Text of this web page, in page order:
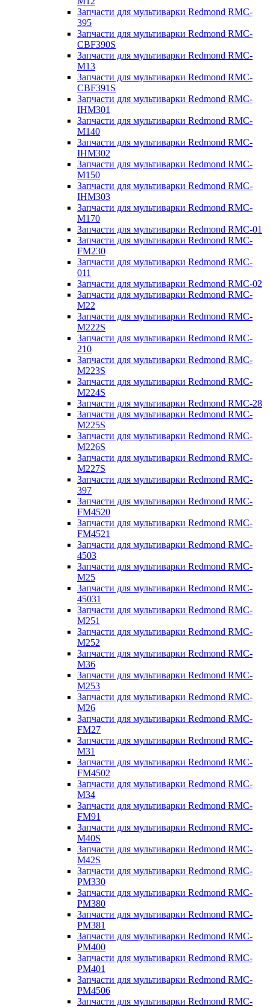
Запчасти для мультиварки Redmond RMC-
395
Запчасти для мультиварки Redmond RMC-
CBF390S
Запчасти для мультиварки Redmond RMC-
M13
Запчасти для мультиварки Redmond RMC-
CBF391S
Запчасти для мультиварки Redmond RMC-
IHM301
Запчасти для мультиварки Redmond RMC-
M140
Запчасти для мультиварки Redmond RMC-
IHM302
Запчасти для мультиварки Redmond RMC-
M150
Запчасти для мультиварки Redmond RMC-
IHM303
Запчасти для мультиварки Redmond RMC-
M170
Запчасти для мультиварки Redmond RMC-01
Запчасти для мультиварки Redmond RMC-
FM230
Запчасти для мультиварки Redmond RMC-
011
Запчасти для мультиварки Redmond RMC-02
Запчасти для мультиварки Redmond RMC-
M22
Запчасти для мультиварки Redmond RMC-
M222S
Запчасти для мультиварки Redmond RMC-
210
Запчасти для мультиварки Redmond RMC-
M223S
Запчасти для мультиварки Redmond RMC-
M224S
Запчасти для мультиварки Redmond RMC-28
Запчасти для мультиварки Redmond RMC-
M225S
Запчасти для мультиварки Redmond RMC-
M226S
Запчасти для мультиварки Redmond RMC-
M227S
Запчасти для мультиварки Redmond RMC-
397
Запчасти для мультиварки Redmond RMC-
FM4520
Запчасти для мультиварки Redmond RMC-
FM4521
Запчасти для мультиварки Redmond RMC-
4503
Запчасти для мультиварки Redmond RMC-
M25
Запчасти для мультиварки Redmond RMC-
45031
Запчасти для мультиварки Redmond RMC-
M251
Запчасти для мультиварки Redmond RMC-
M252
Запчасти для мультиварки Redmond RMC-
M36
Запчасти для мультиварки Redmond RMC-
M253
Запчасти для мультиварки Redmond RMC-
M26
Запчасти для мультиварки Redmond RMC-
FM27
Запчасти для мультиварки Redmond RMC-
M31
Запчасти для мультиварки Redmond RMC-
FM4502
Запчасти для мультиварки Redmond RMC-
M34
Запчасти для мультиварки Redmond RMC-
FM91
Запчасти для мультиварки Redmond RMC-
M40S
Запчасти для мультиварки Redmond RMC-
M42S
Запчасти для мультиварки Redmond RMC-
PM330
Запчасти для мультиварки Redmond RMC-
PM380
Запчасти для мультиварки Redmond RMC-
PM381
Запчасти для мультиварки Redmond RMC-
PM400
Запчасти для мультиварки Redmond RMC-
PM401
Запчасти для мультиварки Redmond RMC-
PM4506
Запчасти для мультиварки Redmond RMC-